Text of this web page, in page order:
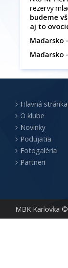
rezervy
budeme
aj to
Maďarsko
Maďarsko
MBK Karlovka
Hlavná stránka
O klube
Novinky
Podujatia
Fotogaléria
Partneri